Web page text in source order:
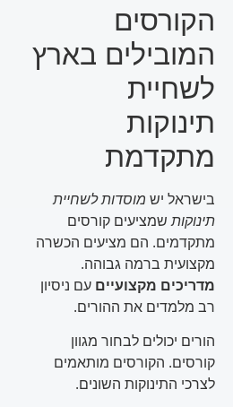
הקורסים
המובילים בארץ
לשחיית
תינוקות
מתקדמת
בישראל ישמוסדות לשחיית
תינוקותשמציעים קורסים
מתקדמים. הם מציעים הכשרה
מקצועית ברמה גבוהה.
מדריכים מקצועייםעם ניסיון
רב מלמדים את ההורים.
הורים יכולים לבחור מגוון
קורסים. הקורסים מותאמים
לצרכי התינוקות השונים.